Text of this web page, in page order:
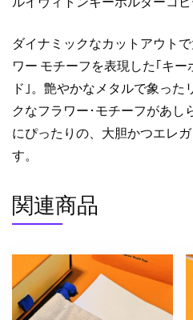
ー
M01207
ル
イ
ヴ
ィ
ト
ン
ー
ホ
ダ
人
気
ダイナミックなカットアウト
ワー モチーフを表現した｢キー
ド｣。艶やかなメタルで象った
クなフラワー･モチーフがあし
にぴったりの、大胆かつエレ
す。
関連商品